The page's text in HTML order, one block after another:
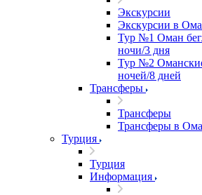
Экскурсии
Экскурсии в
Тур №1 Оман
ночи/3 дня
Тур №2
ночей/8 дней
Трансферы
Трансферы
Трансферы в
Турция
Турция
Информация